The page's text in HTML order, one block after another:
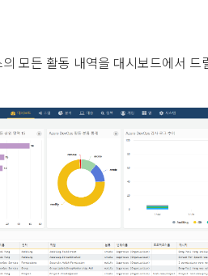
모든 활동 내역을 대시보드에서 드